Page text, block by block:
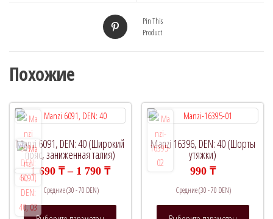
Pin This
Product
Похожие
Manzi 6091, DEN: 40 (Широкий
пояс, заниженная талия)
1 690 ₸ – 1 790 ₸Диапазон
690 ₸
Средние (30 - 70 DEN)
Manzi 16396, DEN: 40 (Шорты
утяжки)
990 ₸
Средние (30 - 70 DEN)
Этот